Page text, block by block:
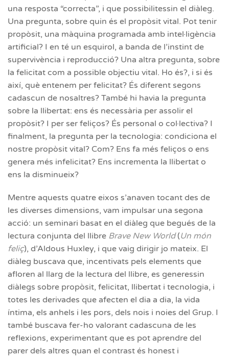
una resposta “correcta”, i que possibilitessin el diàleg.
Una pregunta, sobre quin és el propòsit vital. Pot tenir
propòsit, una màquina programada amb intel·ligència
artificial? I en té un esquirol, a banda de l’instint de
supervivència i reproducció? Una altra pregunta, sobre
la felicitat com a possible objectiu vital. Ho és?, i si és
així, què entenem per felicitat? És diferent segons
cadascun de nosaltres? També hi havia la pregunta
sobre la llibertat: ens és necessària per assolir el
propòsit? I per ser feliços? És personal o col·lectiva? I
finalment, la pregunta per la tecnologia: condiciona el
nostre propòsit vital? Com? Ens fa més feliços o ens
genera més infelicitat? Ens incrementa la llibertat o
ens la disminueix?
Mentre aquests quatre eixos s’anaven tocant des de
les diverses dimensions, vam impulsar una segona
acció: un seminari basat en el diàleg que begués de la
lectura conjunta del llibre Brave New World(Un món
feliç), d’Aldous Huxley, i que vaig dirigir jo mateix. El
diàleg buscava que, incentivats pels elements que
afloren al llarg de la lectura del llibre, es generessin
diàlegs sobre propòsit, felicitat, llibertat i tecnologia, i
totes les derivades que afecten el dia a dia, la vida
íntima, els anhels i les pors, dels nois i noies del Grup. I
també buscava fer-ho valorant cadascuna de les
reflexions, experimentant que es pot aprendre del
parer dels altres quan el contrast és honest i